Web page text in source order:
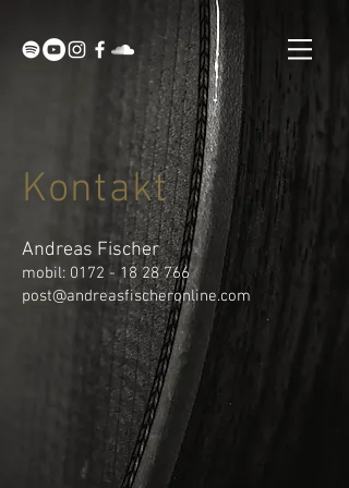
Kontakt
Andreas Fischer
mobil: 0172 - 18 28 766
post@andreasfischeronline.com